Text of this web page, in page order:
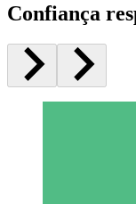
Confiança